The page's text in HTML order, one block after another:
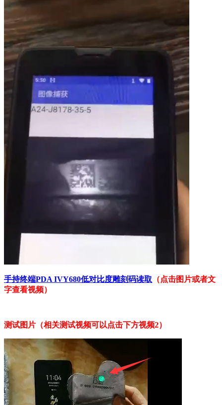
手持终端PDA IVY680低对比度雕刻码读取 （点击图片或者文
字查看视频）
测试图片（相关测试视频可以点击下方视频2）